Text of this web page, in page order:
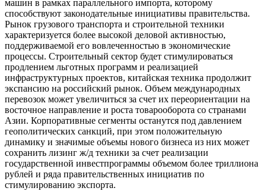
машин в рамках параллельного импорта, которому
способствуют законодательные инициативы правительства.
Рынок грузового транспорта и строительной техники
характеризуется более высокой деловой активностью,
поддерживаемой его вовлеченностью в экономические
процессы. Строительный сектор будет стимулироваться
продлением льготных программ и реализацией
инфраструктурных проектов, китайская техника продолжит
экспансию на российский рынок. Объем международных
перевозок может увеличиться за счет их переориентации на
восточное направление и роста товарооборота со странами
Азии. Корпоративные сегменты останутся под давлением
геополитических санкций, при этом положительную
динамику и значимые объемы нового бизнеса из них может
сохранить лизинг ж/д техники за счет реализации
государственной инвестпрограммы объемом более триллиона
рублей и ряда правительственных инициатив по
стимулированию экспорта.